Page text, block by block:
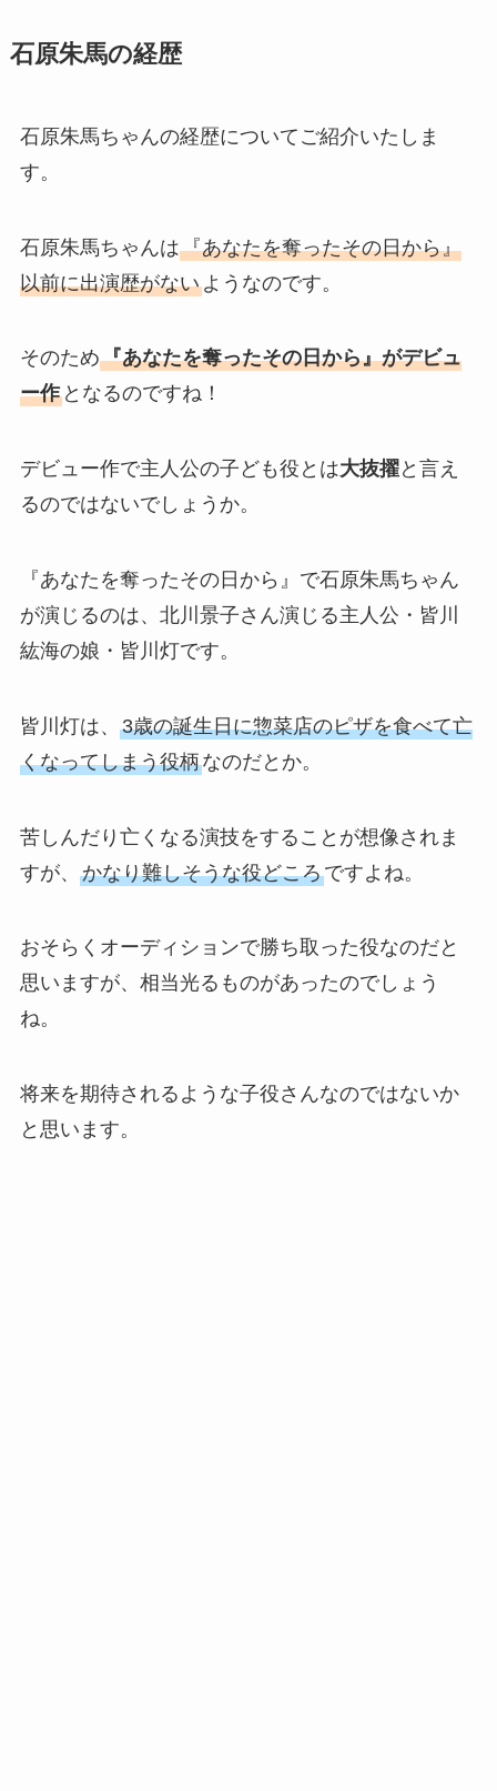
石原朱馬の経歴
石原朱馬ちゃんの経歴についてご紹介いたしま
す。
石原朱馬ちゃんは『あなたを奪ったその日から』
以前に出演歴がないようなのです。
そのため『あなたを奪ったその日から』がデビュ
ー作となるのですね！
デビュー作で主人公の子ども役とは大抜擢と言え
るのではないでしょうか。
『あなたを奪ったその日から』で石原朱馬ちゃん
が演じるのは、北川景子さん演じる主人公・皆川
紘海の娘・皆川灯です。
皆川灯は、 3歳の誕生日に惣菜店のピザを食べて亡
くなってしまう役柄なのだとか。
苦しんだり亡くなる演技をすることが想像されま
すが、 かなり難しそうな役どころですよね。
おそらくオーディションで勝ち取った役なのだと
思いますが、相当光るものがあったのでしょう
ね。
将来を期待されるような子役さんなのではないか
と思います。